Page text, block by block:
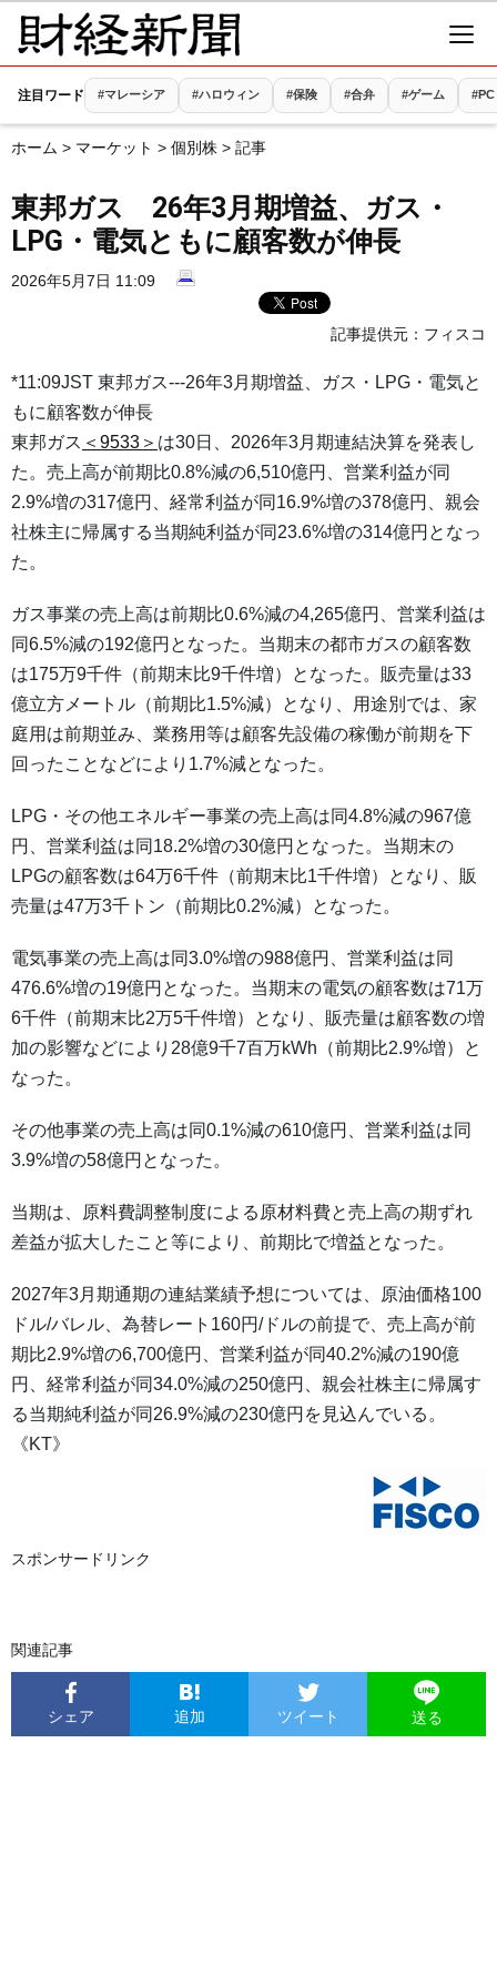
注目ワード #マレーシア #ハロウィン #保険 #合弁 #ゲーム #PC
ホーム > マーケット > 個別株 > 記事
東邦ガス 26年3月期増益、ガス・
LPG・電気ともに顧客数が伸長
2026年5月7日 11:09
記事提供元： フィスコ
*11:09JST 東邦ガス---26年3月期増益、ガス・LPG・電気と
もに顧客数が伸長
東邦ガス ＜9533＞ は30日、2026年3月期連結決算を発表し
た。売上高が前期比0.8%減の6,510億円、営業利益が同
2.9%増の317億円、経常利益が同16.9%増の378億円、親会
社株主に帰属する当期純利益が同23.6%増の314億円となっ
た。
ガス事業の売上高は前期比0.6%減の4,265億円、営業利益は
同6.5%減の192億円となった。当期末の都市ガスの顧客数
は175万9千件（前期末比9千件増）となった。販売量は33
億立方メートル（前期比1.5%減）となり、用途別では、家
庭用は前期並み、業務用等は顧客先設備の稼働が前期を下
回ったことなどにより1.7%減となった。
LPG・その他エネルギー事業の売上高は同4.8%減の967億
円、営業利益は同18.2%増の30億円となった。当期末の
LPGの顧客数は64万6千件（前期末比1千件増）となり、販
売量は47万3千トン（前期比0.2%減）となった。
電気事業の売上高は同3.0%増の988億円、営業利益は同
476.6%増の19億円となった。当期末の電気の顧客数は71万
6千件（前期末比2万5千件増）となり、販売量は顧客数の増
加の影響などにより28億9千7百万kWh（前期比2.9%増）と
なった。
その他事業の売上高は同0.1%減の610億円、営業利益は同
3.9%増の58億円となった。
当期は、原料費調整制度による原材料費と売上高の期ずれ
差益が拡大したこと等により、前期比で増益となった。
2027年3月期通期の連結業績予想については、原油価格100
ドル/バレル、為替レート160円/ドルの前提で、売上高が前
期比2.9%増の6,700億円、営業利益が同40.2%減の190億
円、経常利益が同34.0%減の250億円、親会社株主に帰属す
る当期純利益が同26.9%減の230億円を見込んでいる。
《KT》
スポンサードリンク
関連記事
シェア 追加 ツイート 送る